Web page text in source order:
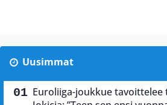
Uusimmat
Euroliiga-joukkue tavoittelee